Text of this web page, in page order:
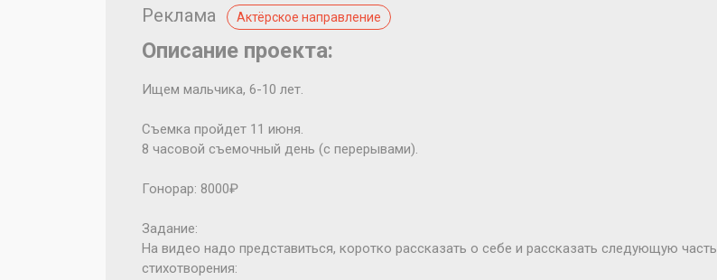
Реклама Актёрское направление
Описание проекта:
Ищем мальчика, 6-10 лет.
Съемка пройдет 11 июня.
8 часовой съемочный день (с перерывами).
Гонорар: 8000₽
Задание:
На видео надо представиться, коротко рассказать о себе и рассказать следующую часть
стихотворения: